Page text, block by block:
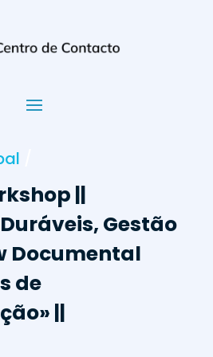
||
Gestão
Documental
de
||